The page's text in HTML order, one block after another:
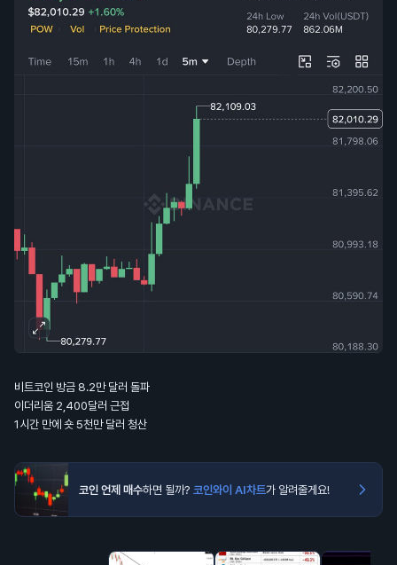
비트코인 방금 8.2만 달러 돌파
이더리움 2,400달러 근접
1시간 만에 숏 5천만 달러 청산
코인 언제 매수하면 될까? 코인와이 AI차트가 알려줄게요!